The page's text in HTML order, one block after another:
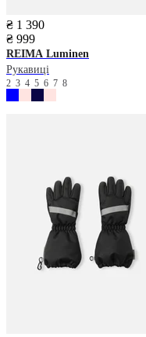
₴ 1 390
₴ 999
REIMA Luminen
Рукавиці
2 3 4 5 6 7 8